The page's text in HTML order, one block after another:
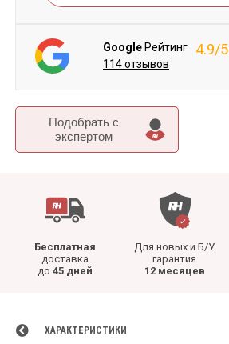
Подобрать c
экспертом
Бесплатная
доставка
до 45 дней
Для новых и Б/У
гарантия
12 месяцев
Google Рейтинг 4.9/5
114 отзывов
ХАРАКТЕРИСТИКИ